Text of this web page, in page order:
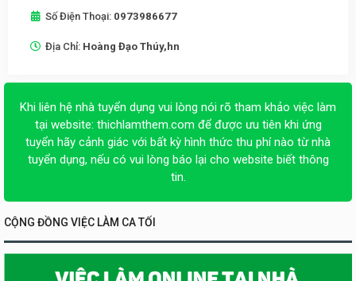
Số Điện Thoại: 0973986677
Địa Chỉ: Hoàng Đạo Thúy,hn
Khi liên hệ nhà tuyển dụng vui lòng nói rõ tham khảo việc làm
tại website: thichlamthem.com để được ưu tiên khi ứng
tuyển hãy cảnh giác với bất kỳ hình thức thu phí nào từ nhà
tuyển dụng, nếu có vui lòng báo lại cho website biết thông
tin.
CỘNG ĐỒNG VIỆC LÀM CA TỐI